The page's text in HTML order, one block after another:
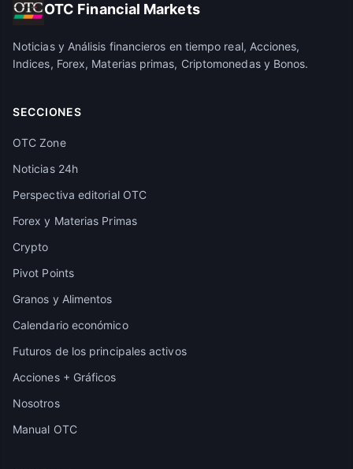
OTC Financial Markets
Noticias y Análisis financieros en tiempo real, Acciones,
Indices, Forex, Materias primas, Criptomonedas y Bonos.
SECCIONES
OTC Zone
Noticias 24h
Perspectiva editorial OTC
Forex y Materias Primas
Crypto
Pivot Points
Granos y Alimentos
Calendario económico
Futuros de los principales activos
Acciones + Gráficos
Nosotros
Manual OTC